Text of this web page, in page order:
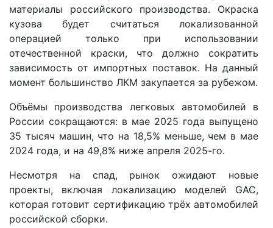
материалы российского производства. Окраска
кузова будет считаться локализованной
операцией только при использовании
отечественной краски, что должно сократить
зависимость от импортных поставок. На данный
момент большинство ЛКМ закупается за рубежом.
Объёмы производства легковых автомобилей в
России сокращаются: в мае 2025 года выпущено
35 тысяч машин, что на 18,5% меньше, чем в мае
2024 года, и на 49,8% ниже апреля 2025-го.
Несмотря на спад, рынок ожидают новые
проекты, включая локализацию моделей GAC,
которая готовит сертификацию трёх автомобилей
российской сборки.